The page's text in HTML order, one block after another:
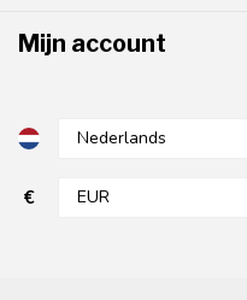
Mijn account
€